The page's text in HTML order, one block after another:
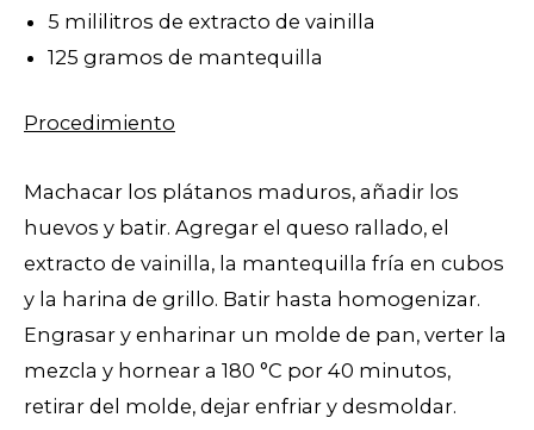
5 mililitros de extracto de vainilla
125 gramos de mantequilla
Procedimiento
Machacar los plátanos maduros, añadir los
huevos y batir. Agregar el queso rallado, el
extracto de vainilla, la mantequilla fría en cubos
y la harina de grillo. Batir hasta homogenizar.
Engrasar y enharinar un molde de pan, verter la
mezcla y hornear a 180 °C por 40 minutos,
retirar del molde, dejar enfriar y desmoldar.